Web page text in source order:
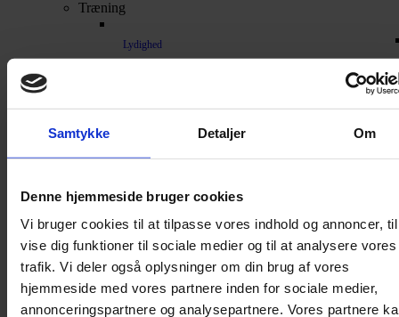
Samtykke Detaljer Om
Denne hjemmeside bruger cookies
Vi bruger cookies til at tilpasse vores indhold og annoncer,
vise dig funktioner til sociale medier og til at analysere vores
trafik. Vi deler også oplysninger om din brug af vores
hjemmeside med vores partnere inden for sociale medier,
annonceringspartnere og analysepartnere. Vores partnere
Træning
Lydighed
Kattetegn
Kattetoilet
Kattetoilet
Selvrensende toilet
Sandmåtter